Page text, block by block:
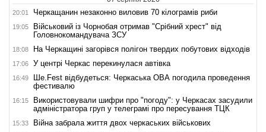
20:01 Черкащанин незаконно виловив 70 кілограмів риби
19:05
Військовий із Чорнобая отримав "Срібний хрест" від
Головнокомандувача ЗСУ
18:08 На Черкащині загорівся полігон твердих побутових відходів
17:06 У центрі Черкас перекинулася автівка
16:49
Ше.Fest відбудеться: Черкаська ОВА погодила проведення
фестивалю
16:15
Використовували шифри про "погоду": у Черкасах засудили
адміністратора груп у телеграмі про пересування ТЦК
15:33 Війна забрала життя двох черкаських військових